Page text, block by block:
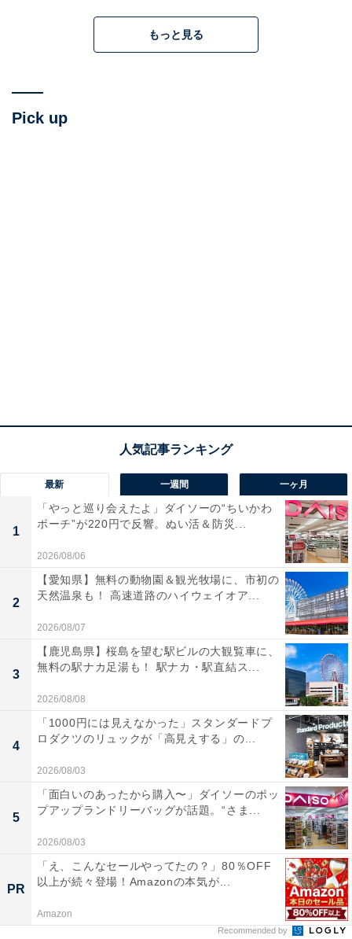
に同意をとる学校も増えてきました。また自治体によっ
ては教育委員会が通知を出し、校長に個人情報の適切な
取り扱いを求める例もあちこちで見かけます。
白岡市教育委員会が2023年2月に学校管理職に向けて発出した通知より。
PTAに個人情報の提供を原則行わないよう明記している
ですが一方では、昔からのやり方のまま、学校が持つ個
人情報を保護者に無断で使っているPTAもまだまだ珍し
くない、というのが現状です。
たまに「学校から『名簿』そのものをもらっていないか
らOK」「使っているのはPTA会員でもある教員だからセ
ーフ」といった説を聞きますが、そんなことはありませ
ん。学校運営のために集めた個人情報を、PTAという別
団体のために使っていることに変わりないからです。
もっと見る
Pick up
最新 一週間 一ヶ月
1
「やっと巡り会えたよ」ダイソーの“ちいかわ
ポーチ”が220円で反響。ぬい活＆防災...
2026/08/06
2
【愛知県】無料の動物園＆観光牧場に、市初の
天然温泉も！ 高速道路のハイウェイオア...
2026/08/07
3
【鹿児島県】桜島を望む駅ビルの大観覧車に、
無料の駅ナカ足湯も！ 駅ナカ・駅直結ス...
2026/08/08
4
「1000円には見えなかった」スタンダードプ
ロダクツのリュックが「高見えする」の...
2026/08/03
5
「面白いのあったから購入〜」ダイソーのポッ
プアップランドリーバッグが話題。“さま...
2026/08/03
PR
「え、こんなセールやってたの？」80％OFF
以上が続々登場！Amazonの本気が...
Amazon
Recommended by